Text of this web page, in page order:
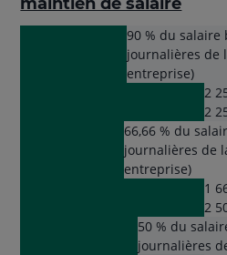
90 % du
journalières de
entreprise)
2
2
66,66 % du
journalières de
entreprise)
1
2
50 % du
journalières